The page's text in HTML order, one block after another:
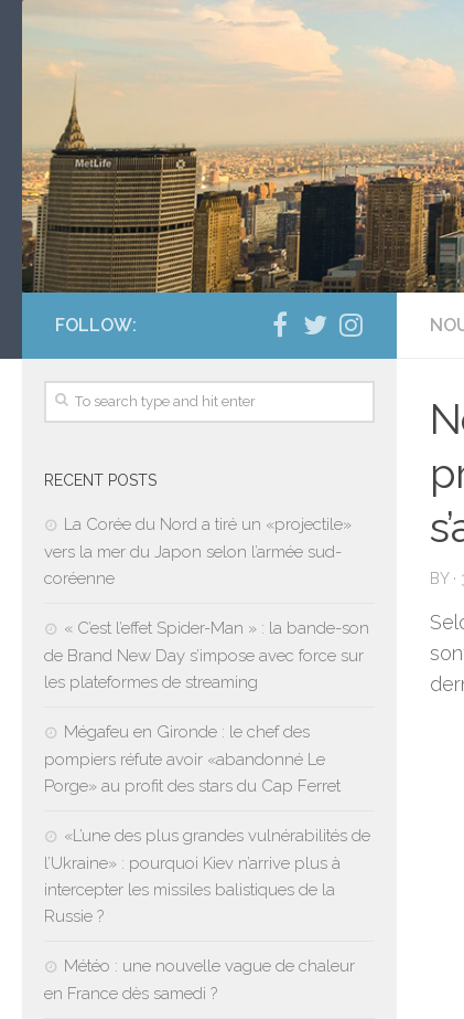
BY ·
FOLLOW:
RECENT POSTS
La Corée du Nord a tiré un «projectile»
vers la mer du Japon selon l’armée sud-
coréenne
« C’est l’effet Spider-Man » : la bande-son
de Brand New Day s’impose avec force sur
les plateformes de streaming
Mégafeu en Gironde : le chef des
pompiers réfute avoir «abandonné Le
Porge» au profit des stars du Cap Ferret
«L’une des plus grandes vulnérabilités de
l’Ukraine» : pourquoi Kiev n’arrive plus à
intercepter les missiles balistiques de la
Russie ?
Météo : une nouvelle vague de chaleur
en France dès samedi ?